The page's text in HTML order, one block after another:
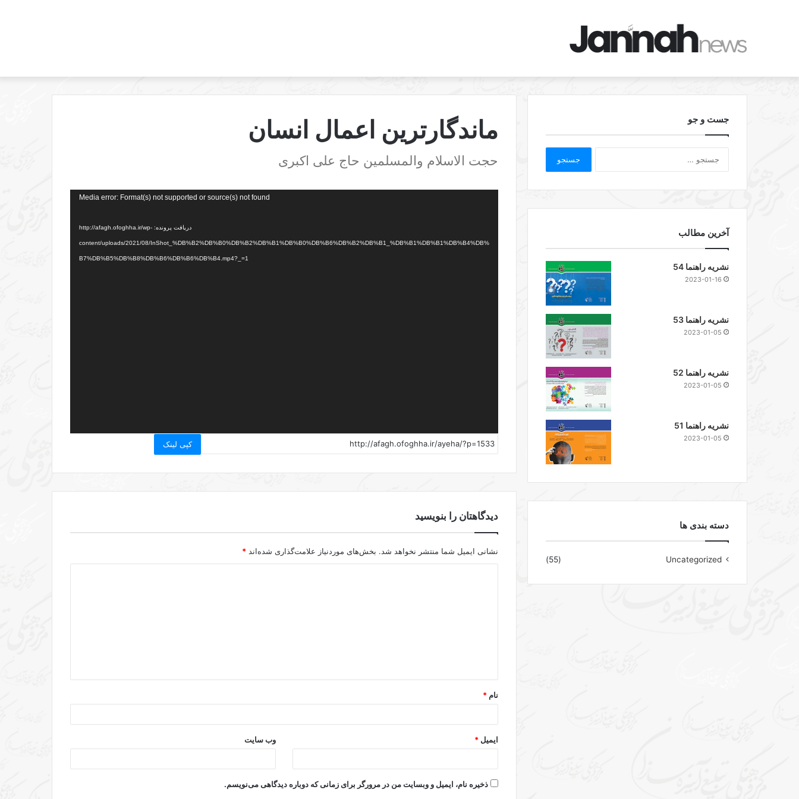
ماندگارترین اعمال انسان
حجت الاسلام والمسلمین حاج علی اکبری
Media error: Format(s) not supported or source(s) not found
دریافت پرونده: http://afagh.ofoghha.ir/wp-
content/uploads/2021/08/InShot_%DB%B2%DB%B0%DB%B2%DB%B1%DB%B0%DB%B6%DB%B2%DB%B1_%DB%B1%DB%B1%DB%B4%DB%
B7%DB%B5%DB%B8%DB%B6%DB%B6%DB%B4.mp4?_=1
کپی لینک
دیدگاهتان را بنویسید
نشانی ایمیل شما منتشر نخواهد شد. بخش‌های موردنیاز علامت‌گذاری شده‌اند *
*
نام *
ایمیل * وب‌ سایت
ذخیره نام، ایمیل و وبسایت من در مرورگر برای زمانی که دوباره دیدگاهی می‌نویسم.
جست و جو
آخرین مطالب
نشریه راهنما 54
2023-01-16
نشریه راهنما 53
2023-01-05
نشریه راهنما 52
2023-01-05
نشریه راهنما 51
2023-01-05
دسته بندی ها
Uncategorized
(55)